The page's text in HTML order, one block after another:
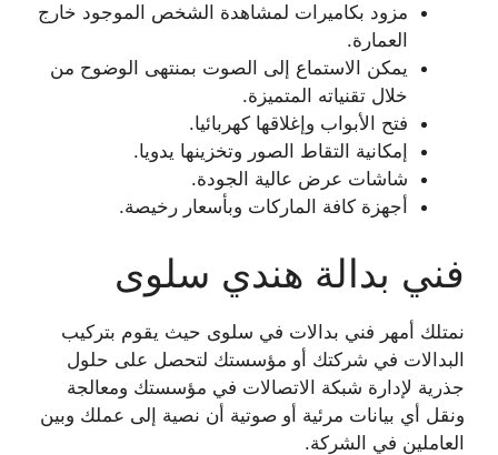
مزود بكاميرات لمشاهدة الشخص الموجود خارج
العمارة.
يمكن الاستماع إلى الصوت بمنتهى الوضوح من
خلال تقنياته المتميزة.
فتح الأبواب وإغلاقها كهربائيا.
إمكانية التقاط الصور وتخزينها يدويا.
شاشات عرض عالية الجودة.
أجهزة كافة الماركات وبأسعار رخيصة.
فني بدالة هندي سلوى
نمتلك أمهر فني بدالات في سلوى حيث يقوم بتركيب
البدالات في شركتك أو مؤسستك لتحصل على حلول
جذرية لإدارة شبكة الاتصالات في مؤسستك ومعالجة
ونقل أي بيانات مرئية أو صوتية أن نصية إلى عملك وبين
العاملين في الشركة.